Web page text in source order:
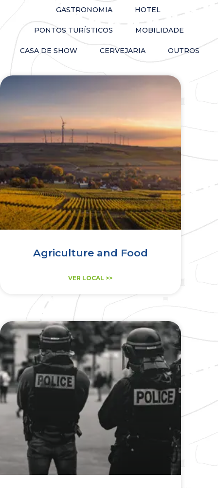
GASTRONOMIA HOTEL
PONTOS TURÍSTICOS MOBILIDADE
CASA DE SHOW CERVEJARIA OUTROS
Agriculture and Food
VER LOCAL >>